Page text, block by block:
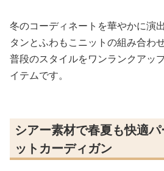
冬のコーディネートを華やかに演
タンとふわもこニットの組み合わ
普段のスタイルをワンランクアッ
イテムです。
シアー素材で春夏も快適
ットカーディガン